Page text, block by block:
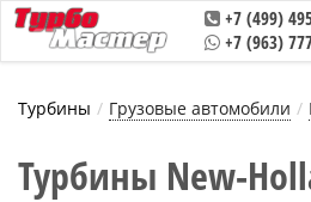
+7 (499)
+7 (963)
Турбины Грузовые автомобили
Турбины New-